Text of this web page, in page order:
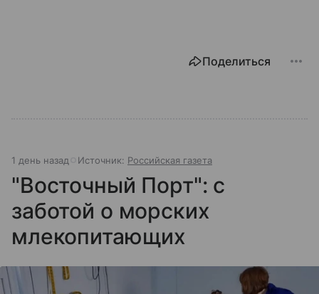
Поделиться
1 день назад Источник: Российская газета
"Восточный Порт": с
заботой о морских
млекопитающих